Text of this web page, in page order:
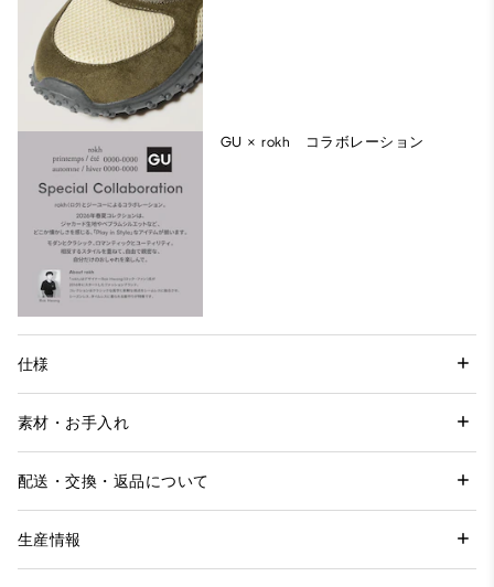
GU × rokh コラボレーション
仕様
素材・お手入れ
配送・交換・返品について
生産情報